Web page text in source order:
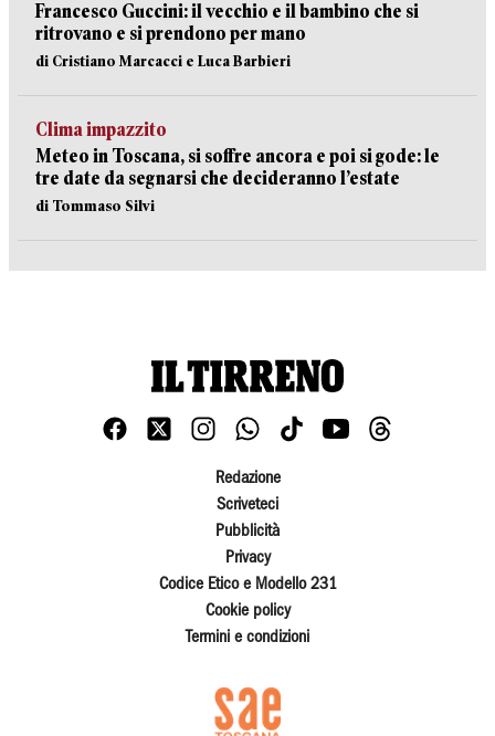
Francesco Guccini: il vecchio e il bambino che si
ritrovano e si prendono per mano
di Cristiano Marcacci e Luca Barbieri
Clima impazzito
Meteo in Toscana, si soffre ancora e poi si gode: le
tre date da segnarsi che decideranno l’estate
di Tommaso Silvi
Redazione
Scriveteci
Pubblicità
Privacy
Codice Etico e Modello 231
Cookie policy
Termini e condizioni